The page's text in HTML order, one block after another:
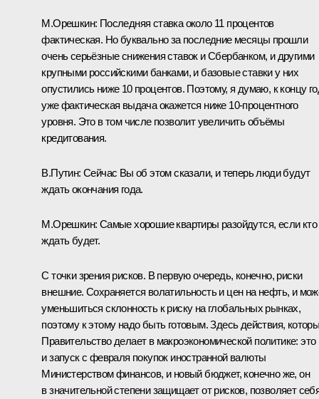
М.Орешкин: Последняя ставка около 11 процентов
фактическая. Но буквально за последние месяцы прошли
очень серьёзные снижения ставок и Сбербанком, и другими
крупными российскими банками, и базовые ставки у них
опустились ниже 10 процентов. Поэтому, я думаю, к концу
уже фактическая выдача окажется ниже 10‑процентного
уровня. Это в том числе позволит увеличить объёмы
кредитования.
В.Путин: Сейчас Вы об этом сказали, и теперь люди будут
ждать окончания года.
М.Орешкин: Самые хорошие квартиры разойдутся, если кто
ждать будет.
С точки зрения рисков. В первую очередь, конечно, риски
внешние. Сохраняется волатильность и цен на нефть, и
уменьшиться склонность к риску на глобальных рынках,
поэтому к этому надо быть готовым. Здесь действия,
Правительство делает в макроэкономической политике: это
и запуск с февраля покупок иностранной валюты
Министерством финансов, и новый бюджет, конечно же, он
в значительной степени защищает от рисков, позволяет